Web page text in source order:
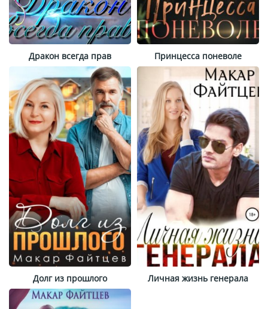
Дракон всегда прав Принцесса поневоле
Долг из прошлого Личная жизнь генерала